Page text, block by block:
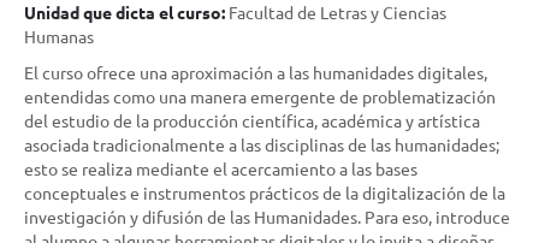
Unidad que dicta el curso: Facultad de Letras y Ciencias
Humanas
El curso ofrece una aproximación a las humanidades digitales,
entendidas como una manera emergente de problematización
del estudio de la producción científica, académica y artística
asociada tradicionalmente a las disciplinas de las humanidades;
esto se realiza mediante el acercamiento a las bases
conceptuales e instrumentos prácticos de la digitalización de la
investigación y difusión de las Humanidades. Para eso, introduce